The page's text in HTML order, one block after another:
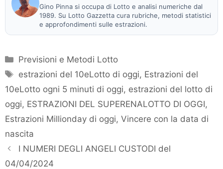
Gino Pinna si occupa di Lotto e analisi numeriche dal
1989. Su Lotto Gazzetta cura rubriche, metodi statistici
e approfondimenti sulle estrazioni.
Categorie
Previsioni e Metodi Lotto
Tag
estrazioni del 10eLotto di oggi, Estrazioni del
10eLotto ogni 5 minuti di oggi, estrazioni del lotto di
oggi, ESTRAZIONI DEL SUPERENALOTTO DI OGGI,
Estrazioni Millionday di oggi, Vincere con la data di
nascita
I NUMERI DEGLI ANGELI CUSTODI del
04/04/2024